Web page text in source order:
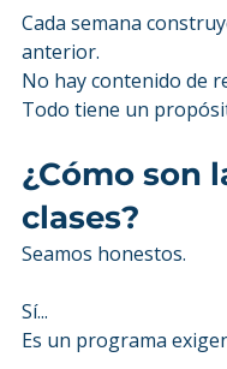
Cada semana
anterior.
No hay contenido de
Todo tiene un
¿Cómo son
clases?
Seamos honestos.
Sí...
Es un programa